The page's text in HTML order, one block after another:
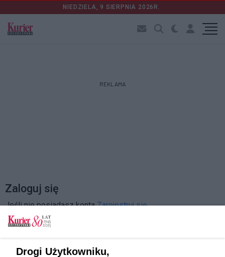
NIEDZIELA, 9 SIERPNIA 2026R.
REKLAMA
Zaloguj się
Jeśli nie posiadasz kontaZarejestruj się
Drogi Użytkowniku,